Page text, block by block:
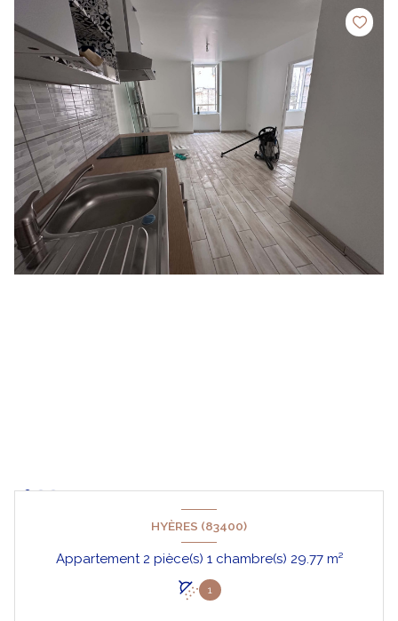
HYÈRES (83400)
Appartement 2 pièce(s) 1 chambre(s) 29.77 m²
1